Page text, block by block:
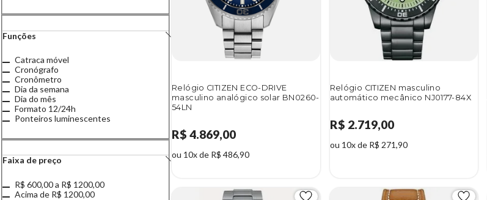
Funções
Catraca móvel
Cronógrafo
Cronômetro
Dia da semana
Dia do mês
Formato 12/24h
Ponteiros luminescentes
Faixa de preço
R$ 600,00 a R$ 1200,00
Acima de R$ 1200,00
Relógio CITIZEN ECO-DRIVE
masculino analógico solar BN0260-
54LN
R$ 4.869,00
ou 10x de R$ 486,90
Relógio CITIZEN masculino
automático mecânico NJ0177-84X
R$ 2.719,00
ou 10x de R$ 271,90